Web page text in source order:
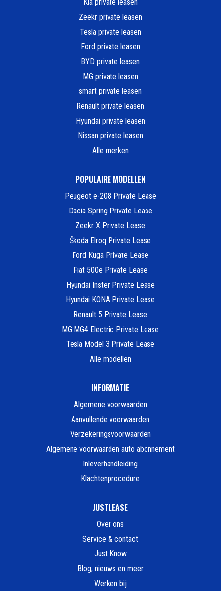
Kia private leasen
Zeekr private leasen
Tesla private leasen
Ford private leasen
BYD private leasen
MG private leasen
smart private leasen
Renault private leasen
Hyundai private leasen
Nissan private leasen
Alle merken
POPULAIRE MODELLEN
Peugeot e-208 Private Lease
Dacia Spring Private Lease
Zeekr X Private Lease
Škoda Elroq Private Lease
Ford Kuga Private Lease
Fiat 500e Private Lease
Hyundai Inster Private Lease
Hyundai KONA Private Lease
Renault 5 Private Lease
MG MG4 Electric Private Lease
Tesla Model 3 Private Lease
Alle modellen
INFORMATIE
Algemene voorwaarden
Aanvullende voorwaarden
Verzekeringsvoorwaarden
Algemene voorwaarden auto abonnement
Inleverhandleiding
Klachtenprocedure
JUSTLEASE
Over ons
Service & contact
Just Know
Blog, nieuws en meer
Werken bij